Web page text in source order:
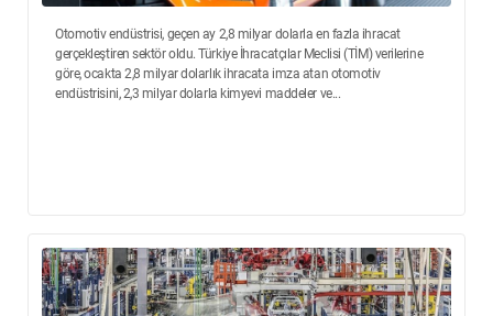
Otomotiv endüstrisi, geçen ay 2,8 milyar dolarla en fazla ihracat
gerçekleştiren sektör oldu. Türkiye İhracatçılar Meclisi (TİM) verilerine
göre, ocakta 2,8 milyar dolarlık ihracata imza atan otomotiv
endüstrisini, 2,3 milyar dolarla kimyevi maddeler ve...